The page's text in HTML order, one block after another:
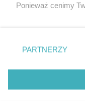
Tcz24
Historia miasta
Ponieważ cenimy
znajdujący się w
przetwarzaniu.
PARTNERZY